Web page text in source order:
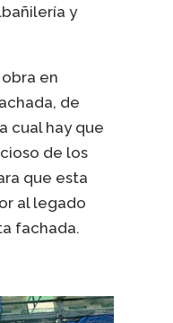
y
en
de
cual hay que
de los
que esta
al legado
fachada.